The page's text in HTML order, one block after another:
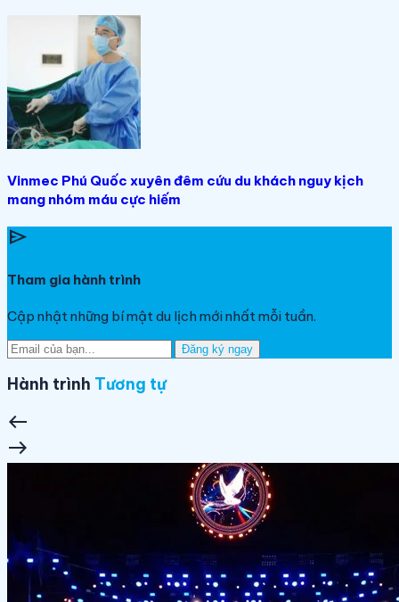
Vinmec Phú Quốc xuyên đêm cứu du khách nguy kịch
mang nhóm máu cực hiếm
send
Tham gia hành trình
Cập nhật những bí mật du lịch mới nhất mỗi tuần.
Đăng ký ngay
Hành trình Tương tự
west
east